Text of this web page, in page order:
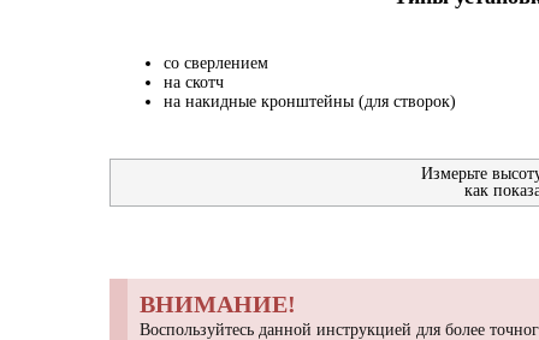
со сверлением
на скотч
на накидные кронштейны (для створок)
Измерьте
как
ВНИМАНИЕ!
Воспользуйтесь данной инструкцией для более